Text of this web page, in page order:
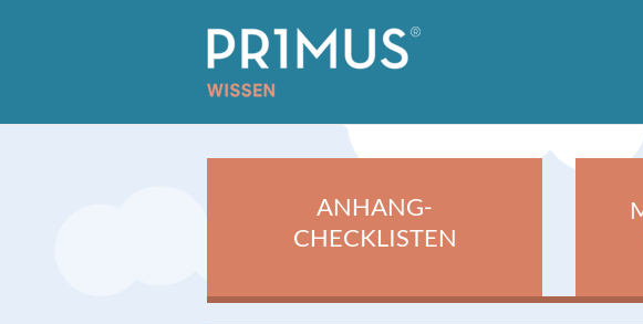
ANHANG-
CHECKLISTEN